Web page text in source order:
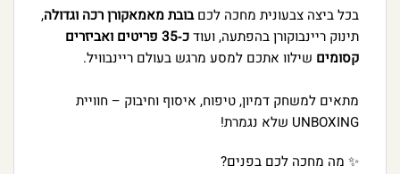
בכל ביצה צבעונית מחכה לכםבובת מאמאקורן רכה וגדולה,
תינוק ריינבוקורן בהפתעה, ועוד
כ‑35 פריטים ואביזרים
קסומים שילוו אתכם למסע מרגש בעולם ריינבוויל.
מתאים למשחק דמיון, טיפוח, איסוף וחיבוק – חוויית
UNBOXING שלא נגמרת!
✨ מה מחכה לכם בפנים?